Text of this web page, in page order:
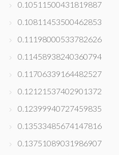
0.10511500431819887
0.10811453500462853
0.11198000533782626
0.11458938240360794
0.11706339164482527
0.12121537402901372
0.12399940727459835
0.13533485674147816
0.13751089031986907